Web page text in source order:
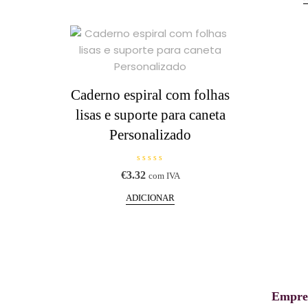
5
The
options
may
chosen
on
the
Caderno espiral com folhas
lisas e suporte para caneta
Personalizado
A
v
l
i
€3.32 com IVA
ADICIONAR